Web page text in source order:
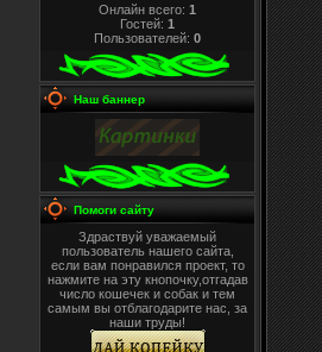
Онлайн всего: 1
Гостей: 1
Пользователей: 0
Наш баннер
Помоги сайту
Здраствуй уважаемый
пользователь нашего сайта,
если вам понравился проект, то
нажмите на эту кнопочку,отгадав
число кошечек и собак и тем
самым вы отблагодарите нас, за
наши труды!